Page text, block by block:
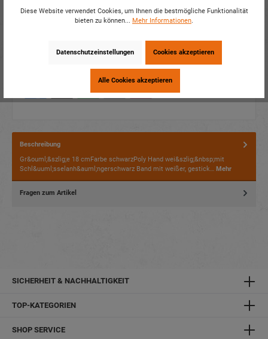
Fragen zum Produkt
Verpackungseinheit: 24 / 288
Dieses Produkt weiterempfehlen:
Beschreibung
Gr&ouml;&szlig;e 18 cmFarbe schwarzPoly Hand wei&szlig;&nbsp;mit
Schl&uuml;sselanh&auml;ngerschwarz Band mit weißer, gestick… Mehr
Fragen zum Artikel
SICHERHEIT & NACHHALTIGKEIT
TOP-KATEGORIEN
SHOP SERVICE
Diese Website verwendet Cookies, um Ihnen die bestmögliche Funktionalität
bieten zu können... Mehr Informationen.
Datenschutzeinstellungen Cookies akzeptieren
Alle Cookies akzeptieren